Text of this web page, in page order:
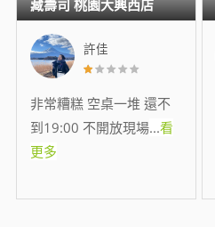
許佳
非常糟糕 空桌一堆 還不
到19:00 不開放現場...看
更多
藏壽司 桃園大興西店